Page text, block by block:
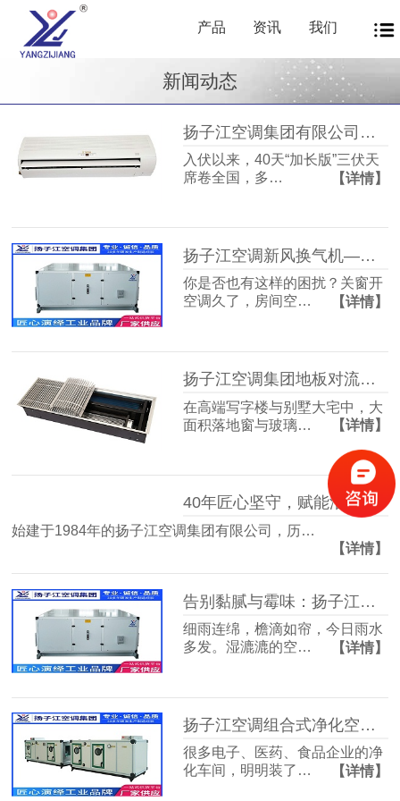
产品 资讯 我们
新闻动态
扬子江空调集团有限公司商用暖通源头厂家，40年匠心护航从容度伏
入伏以来，40天“加长版”三伏天
席卷全国，多…
【详情】
扬子江空调新风换气机——告别室内空气闷浊，畅享洁净富氧新生活
你是否也有这样的困扰？关窗开
空调久了，房间空…
【详情】
扬子江空调集团地板对流器：破解冬冷夏热难题，打造四季如春的舒适空间
在高端写字楼与别墅大宅中，大
面积落地窗与玻璃…
【详情】
40年匠心坚守，赋能洁净空气未来
始建于1984年的扬子江空调集团有限公司，历…
【详情】
告别黏腻与霉味：扬子江空调的梅雨季舒适生活指南
细雨连绵，檐滴如帘，今日雨水
多发。湿漉漉的空…
【详情】
扬子江空调组合式净化空调箱，彻底解决车间洁净度不达标难题
很多电子、医药、食品企业的净
化车间，明明装了…
【详情】